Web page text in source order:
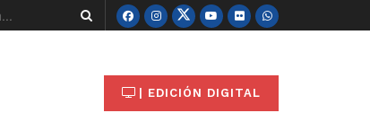
| EDICIÓN DIGITAL